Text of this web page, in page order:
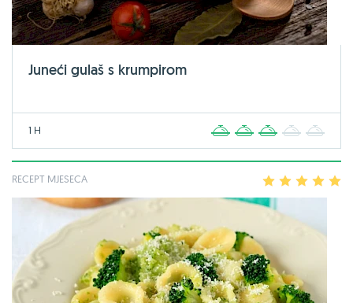
Juneći gulaš s krumpirom
1 H 2 3 4
RECEPT MJESECA 2 3 4